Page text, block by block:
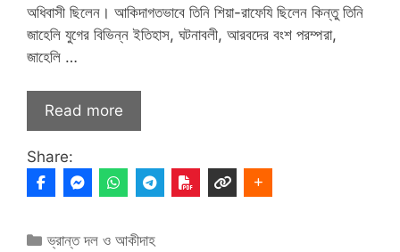
অধিবাসী ছিলেন। আকিদাগতভাবে তিনি শিয়া-রাফেযি ছিলেন কিন্তু তিনি
জাহেলি যুগের বিভিন্ন ইতিহাস, ঘটনাবলী, আরবদের বংশ পরম্পরা,
জাহেলি …
Read more
Share:
Categories
ভ্রান্ত দল ও আকীদাহ